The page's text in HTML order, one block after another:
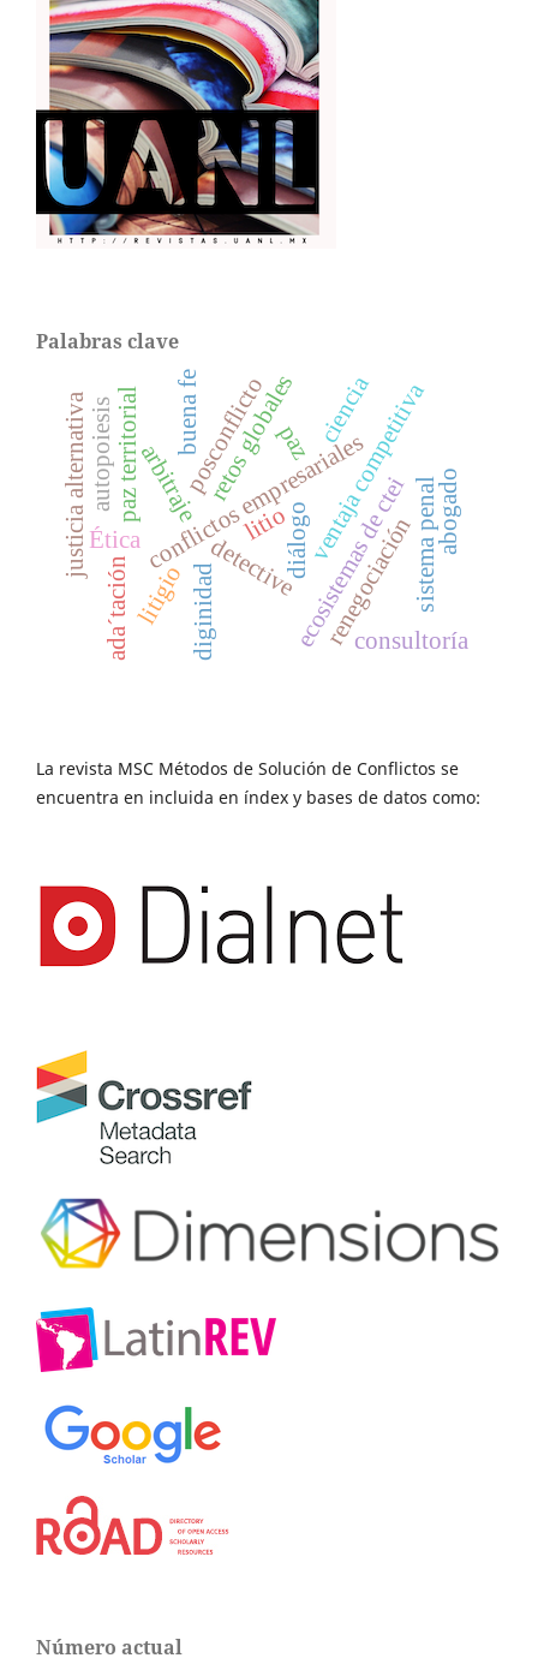
Palabras clave
arbitraje
conflictos empresarialesventaja competitiva
ecosistemas de ctei
paz territorial posconflicto
Ética diálogo
justicia alternativa sistema penal
litio
retos globales
autopoiesis
detective renegociación
buena fe
ada´tación
paz
diginidad
abogado
consultoría
litigio
ciencia
La revista MSC Métodos de Solución de Conflictos se
encuentra en incluida en índex y bases de datos como:
Número actual